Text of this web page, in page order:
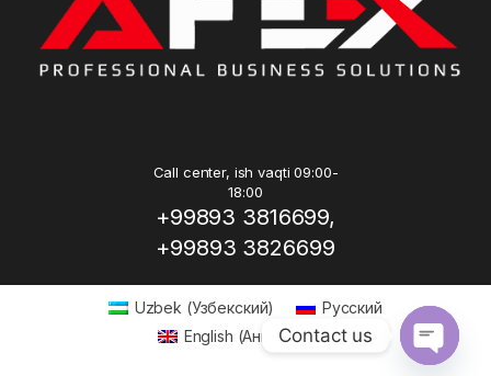
Call center, ish vaqti 09:00-
18:00
+99893 3816699,
+99893 3826699
Uzbek (Узбекский)
Русский
English (Английский)
Contact us